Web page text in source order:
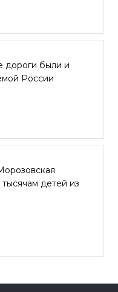
дороги были и
России
детей из